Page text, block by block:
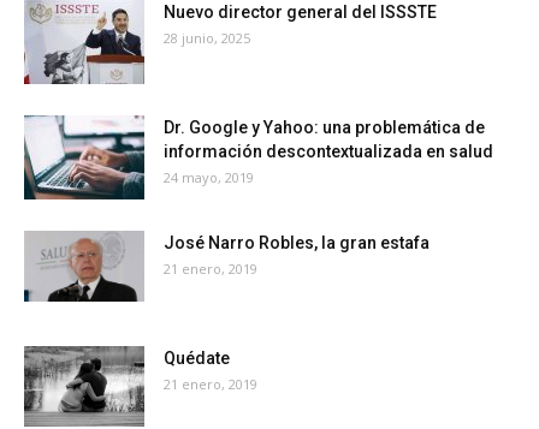
Nuevo director general del ISSSTE
28 junio, 2025
Dr. Google y Yahoo: una problemática de
información descontextualizada en salud
24 mayo, 2019
José Narro Robles, la gran estafa
21 enero, 2019
Quédate
21 enero, 2019